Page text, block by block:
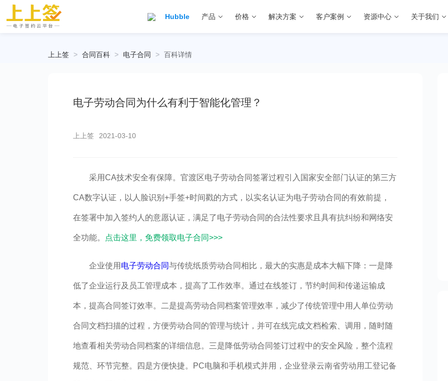
Hubble 产品 价格 解决方案 客户案例 资源中心 关于我们
上上签 > 合同百科 > 电子合同 > 百科详情
电子劳动合同为什么有利于智能化管理？
上上签 2021-03-10
采用CA技术安全有保障。官渡区电子劳动合同签署过程引入国家安全部门认证的第三方
CA数字认证，以人脸识别+手签+时间戳的方式，以实名认证为电子劳动合同的有效前提，
在签署中加入签约人的意愿认证，满足了电子劳动合同的合法性要求且具有抗纠纷和网络安
全功能。 点击这里，免费领取电子合同>>>
企业使用 电子劳动合同与传统纸质劳动合同相比，最大的实惠是成本大幅下降：一是降
低了企业运行及员工管理成本，提高了工作效率。通过在线签订，节约时间和传递运输成
本，提高合同签订效率。二是提高劳动合同档案管理效率，减少了传统管理中用人单位劳动
合同文档扫描的过程，方便劳动合同的管理与统计，并可在线完成文档检索、调用，随时随
地查看相关劳动合同档案的详细信息。三是降低劳动合同签订过程中的安全风险，整个流程
规范、环节完整。四是方便快捷。PC电脑和手机模式并用，企业登录云南省劳动用工登记备